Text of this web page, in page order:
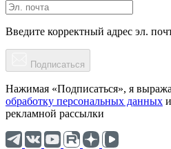
Введите корректный адрес эл.
Подписаться
Нажимая «Подписаться», я
обработку персональных данных
рекламной рассылки